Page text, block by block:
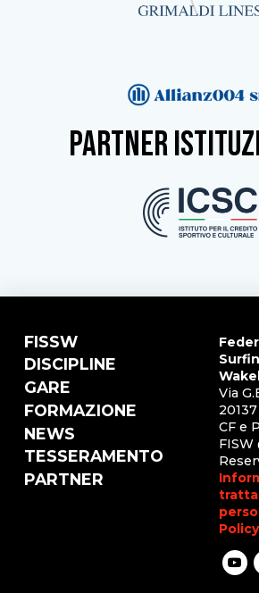
partner
FISSW
DISCIPLINE
GARE
FORMAZIONE
NEWS
TESSERAMENTO
PARTNER
Via
CF e
FISW
Policy